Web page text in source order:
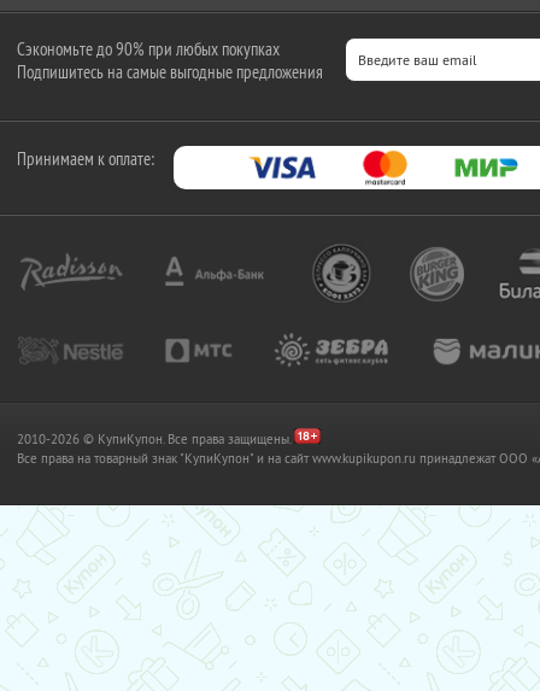
Сэкономьте до 90% при любых покупках
Подпишитесь на самые выгодные предложения
Принимаем к оплате:
2010-2026 © КупиКупон. Все права защищены.
Все права на товарный знак "КупиКупон" и на сайт www.kupikupon.ru принадлежат